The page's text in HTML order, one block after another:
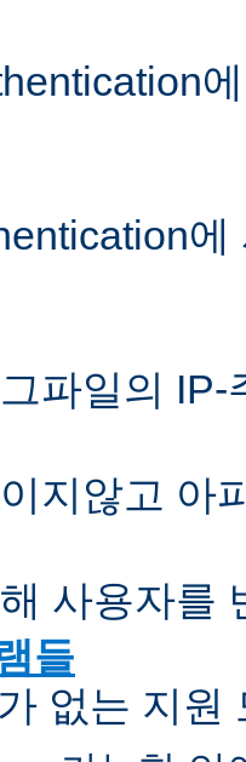
파일의
지않고 아
사용자를
들
없는 지원